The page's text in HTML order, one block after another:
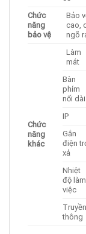
Chức
năng
bảo vệ
Bảo
cao,
ngõ
Chức
năng
khác
Làm
mát
Bàn
phím
nối dài
IP
Gắn
điện
xả
Nhiệt
độ làm
việc
Truyền
thông